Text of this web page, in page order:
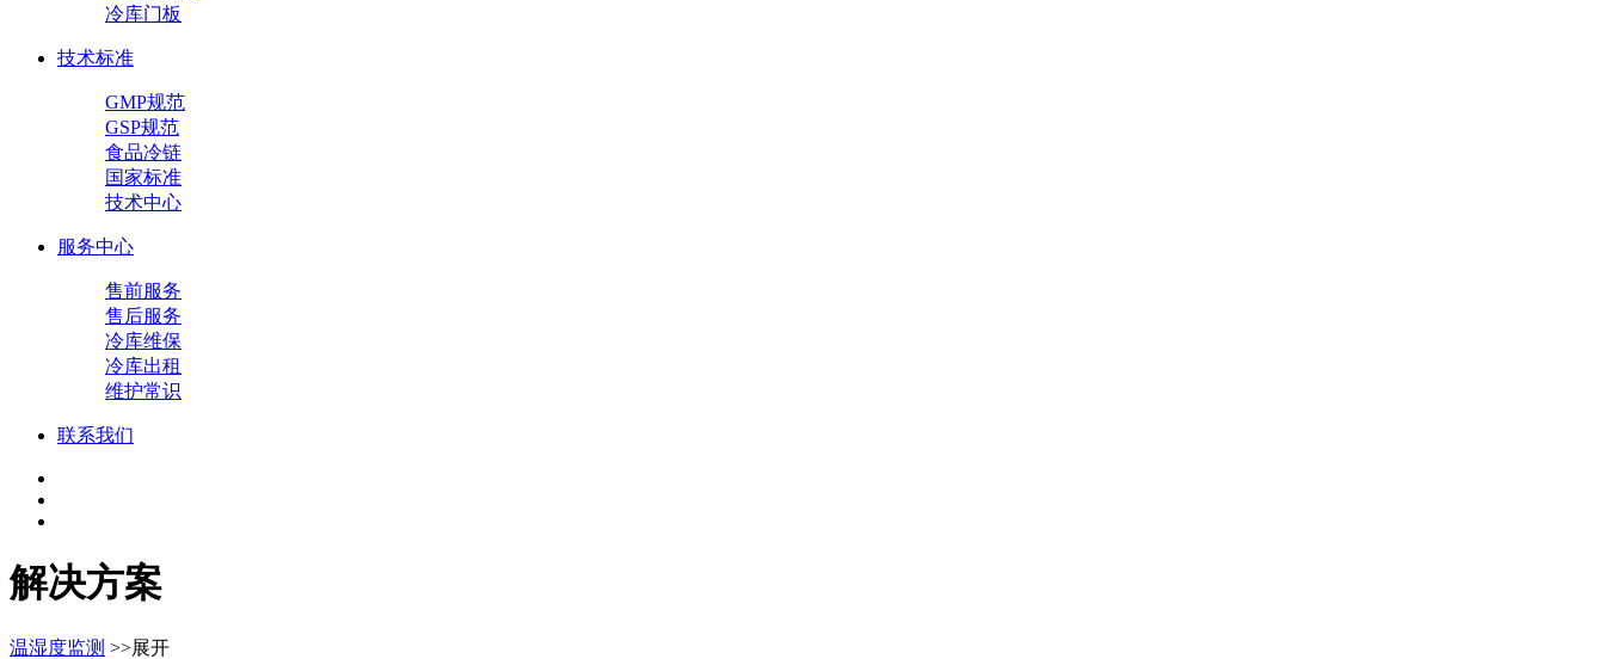
冷库门板
技术标准
GMP规范
GSP规范
食品冷链
国家标准
技术中心
服务中心
售前服务
售后服务
冷库维保
冷库出租
维护常识
联系我们
解决方案
温湿度监测 >>展开